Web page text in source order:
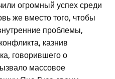
огромный успех среди
же вместо того, чтобы
проблемы,
казнив
говорившего о
массовое